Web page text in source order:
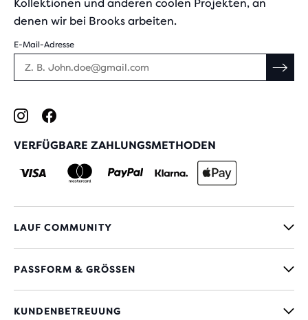
Kollektionen und anderen coolen Projekten, an
denen wir bei Brooks arbeiten.
E-Mail-Adresse
VERFÜGBARE ZAHLUNGSMETHODEN
LAUF COMMUNITY
PASSFORM & GRÖSSEN
KUNDENBETREUUNG